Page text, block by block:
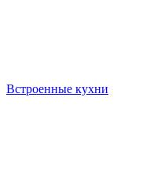
Встроенные кухни